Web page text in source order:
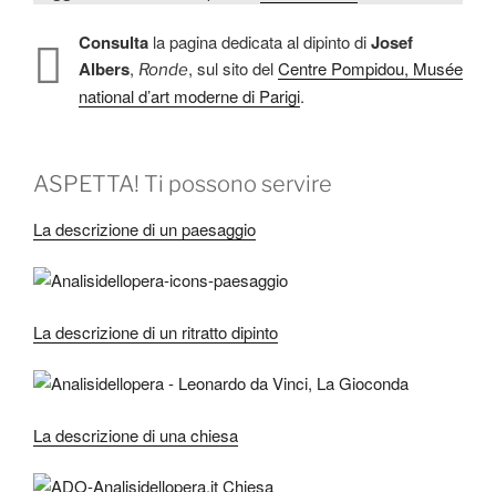
Consulta la pagina dedicata al dipinto diJosef
Albers, Ronde, sul sito delCentre Pompidou, Musée
national d’art moderne di Parigi.
ASPETTA! Ti possono servire
La descrizione di un paesaggio
La descrizione di un ritratto dipinto
La descrizione di una chiesa